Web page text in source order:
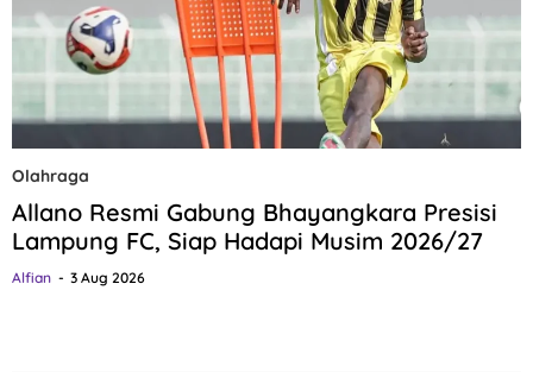
Olahraga
Allano Resmi Gabung Bhayangkara Presisi
Lampung FC, Siap Hadapi Musim 2026/27
Alfian 3 Aug 2026